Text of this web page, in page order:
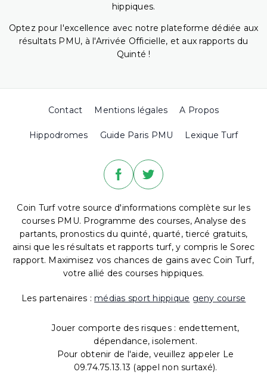
hippiques.
Optez pour l'excellence avec notre plateforme dédiée aux
résultats PMU, à l'Arrivée Officielle, et aux rapports du
Quinté !
Contact Mentions légales A Propos
Hippodromes Guide Paris PMU Lexique Turf
Coin Turf votre source d'informations complète sur les
courses PMU. Programme des courses, Analyse des
partants, pronostics du quinté, quarté, tiercé gratuits,
ainsi que les résultats et rapports turf, y compris le Sorec
rapport. Maximisez vos chances de gains avec Coin Turf,
votre allié des courses hippiques.
Les partenaires : médias sport hippique geny course
Jouer comporte des risques : endettement,
dépendance, isolement.
Pour obtenir de l'aide, veuillez appeler Le
09.74.75.13.13 (appel non surtaxé).